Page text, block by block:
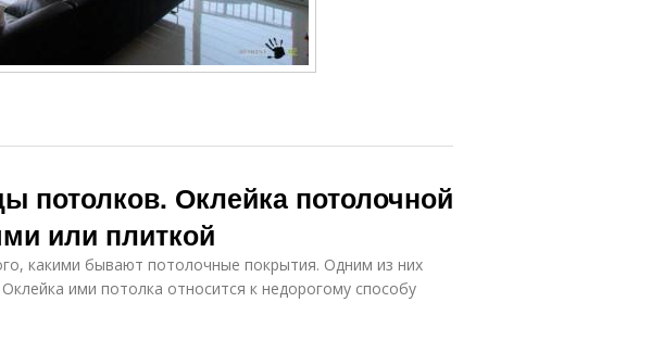
потолков. Оклейка потолочной
или плиткой
какими бывают потолочные покрытия. Одним из них
ими потолка относится к недорогому способу